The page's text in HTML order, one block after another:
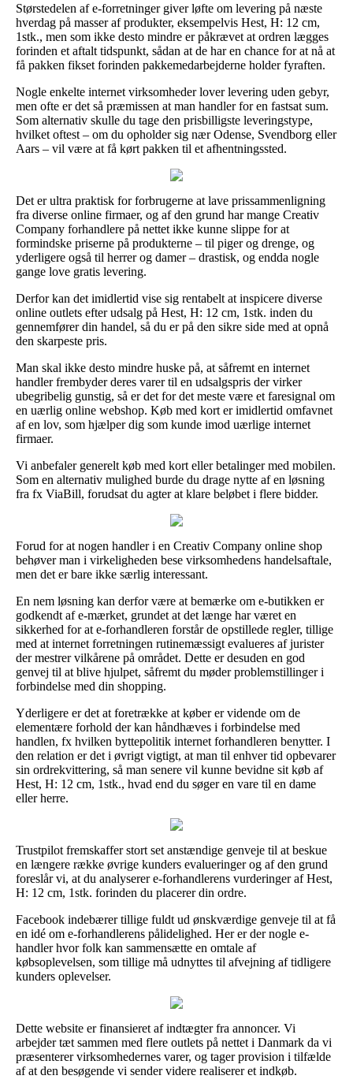
Størstedelen af e-forretninger giver løfte om levering på næste
hverdag på masser af produkter, eksempelvis Hest, H: 12 cm,
1stk., men som ikke desto mindre er påkrævet at ordren lægges
forinden et aftalt tidspunkt, sådan at de har en chance for at nå at
få pakken fikset forinden pakkemedarbejderne holder fyraften.
Nogle enkelte internet virksomheder lover levering uden gebyr,
men ofte er det så præmissen at man handler for en fastsat sum.
Som alternativ skulle du tage den prisbilligste leveringstype,
hvilket oftest – om du opholder sig nær Odense, Svendborg eller
Aars – vil være at få kørt pakken til et afhentningssted.
Det er ultra praktisk for forbrugerne at lave prissammenligning
fra diverse online firmaer, og af den grund har mange Creativ
Company forhandlere på nettet ikke kunne slippe for at
formindske priserne på produkterne – til piger og drenge, og
yderligere også til herrer og damer – drastisk, og endda nogle
gange love gratis levering.
Derfor kan det imidlertid vise sig rentabelt at inspicere diverse
online outlets efter udsalg på Hest, H: 12 cm, 1stk. inden du
gennemfører din handel, så du er på den sikre side med at opnå
den skarpeste pris.
Man skal ikke desto mindre huske på, at såfremt en internet
handler frembyder deres varer til en udsalgspris der virker
ubegribelig gunstig, så er det for det meste være et faresignal om
en uærlig online webshop. Køb med kort er imidlertid omfavnet
af en lov, som hjælper dig som kunde imod uærlige internet
firmaer.
Vi anbefaler generelt køb med kort eller betalinger med mobilen.
Som en alternativ mulighed burde du drage nytte af en løsning
fra fx ViaBill, forudsat du agter at klare beløbet i flere bidder.
Forud for at nogen handler i en Creativ Company online shop
behøver man i virkeligheden bese virksomhedens handelsaftale,
men det er bare ikke særlig interessant.
En nem løsning kan derfor være at bemærke om e-butikken er
godkendt af e-mærket, grundet at det længe har været en
sikkerhed for at e-forhandleren forstår de opstillede regler, tillige
med at internet forretningen rutinemæssigt evalueres af jurister
der mestrer vilkårene på området. Dette er desuden en god
genvej til at blive hjulpet, såfremt du møder problemstillinger i
forbindelse med din shopping.
Yderligere er det at foretrække at køber er vidende om de
elementære forhold der kan håndhæves i forbindelse med
handlen, fx hvilken byttepolitik internet forhandleren benytter. I
den relation er det i øvrigt vigtigt, at man til enhver tid opbevarer
sin ordrekvittering, så man senere vil kunne bevidne sit køb af
Hest, H: 12 cm, 1stk., hvad end du søger en vare til en dame
eller herre.
Trustpilot fremskaffer stort set anstændige genveje til at beskue
en længere række øvrige kunders evalueringer og af den grund
foreslår vi, at du analyserer e-forhandlerens vurderinger af Hest,
H: 12 cm, 1stk. forinden du placerer din ordre.
Facebook indebærer tillige fuldt ud ønskværdige genveje til at få
en idé om e-forhandlerens pålidelighed. Her er der nogle e-
handler hvor folk kan sammensætte en omtale af
købsoplevelsen, som tillige må udnyttes til afvejning af tidligere
kunders oplevelser.
Dette website er finansieret af indtægter fra annoncer. Vi
arbejder tæt sammen med flere outlets på nettet i Danmark da vi
præsenterer virksomhedernes varer, og tager provision i tilfælde
af at den besøgende vi sender videre realiserer et indkøb.